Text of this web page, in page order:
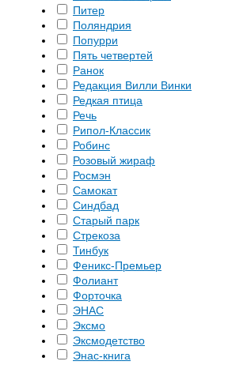
Питер
Поляндрия
Попурри
Пять четвертей
Ранок
Редакция Вилли Винки
Редкая птица
Речь
Рипол-Классик
Робинс
Розовый жираф
Росмэн
Самокат
Синдбад
Старый парк
Стрекоза
Тинбук
Феникс-Премьер
Фолиант
Форточка
ЭНАС
Эксмо
Эксмодетство
Энас-книга